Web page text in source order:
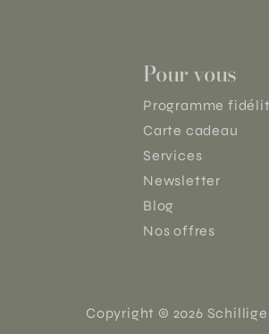
Pour vous
Programme
Carte cadeau
Services
Newsletter
Blog
Nos offres
Copyright © 2026